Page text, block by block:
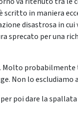
scritto in maniera
disastrosa in
per una
Molto
Non lo escludiamo
poi dare la